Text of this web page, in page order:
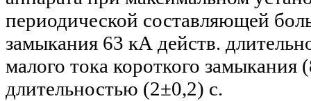
периодической составляющей
замыкания 63 кА действ.
малого тока короткого замыкания
длительностью (2±0,2) с.